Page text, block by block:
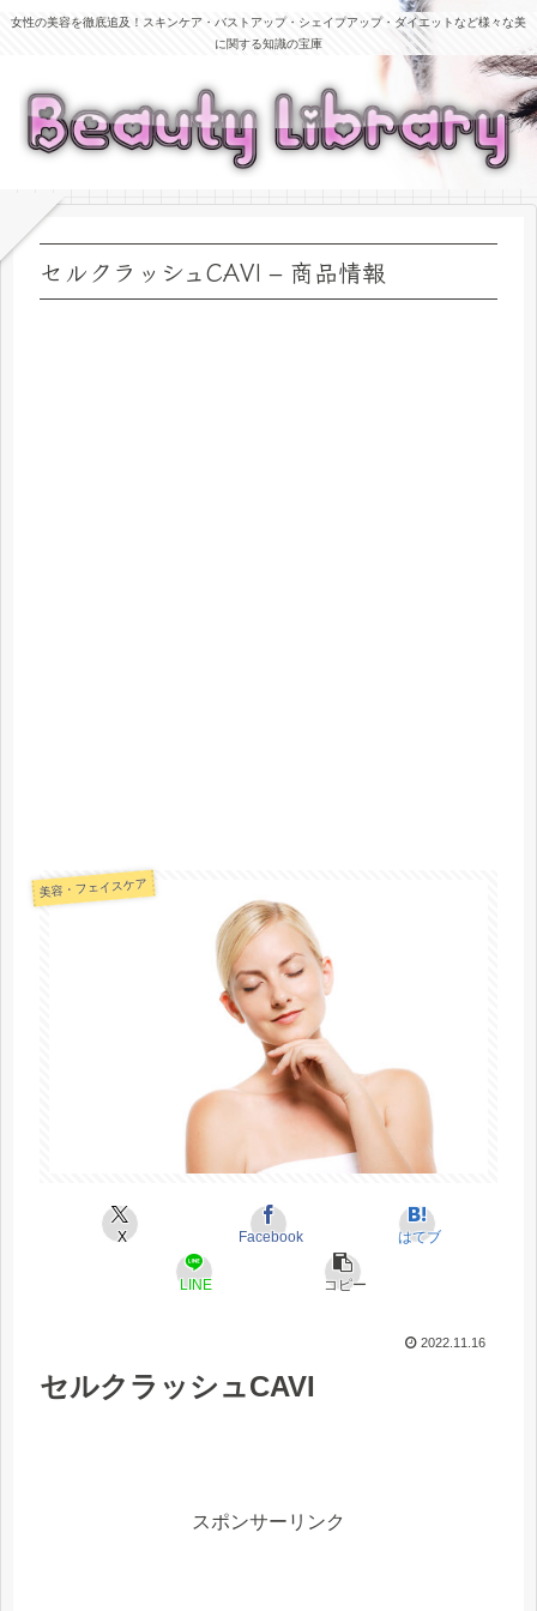
女性の美容を徹底追及！スキンケア・バストアップ・シェイプアップ・ダイエットなど様々な美
に関する知識の宝庫
セルクラッシュCAVI – 商品情報
美容・フェイスケア
X Facebook はてブ
LINE コピー
2022.11.16
セルクラッシュCAVI
スポンサーリンク